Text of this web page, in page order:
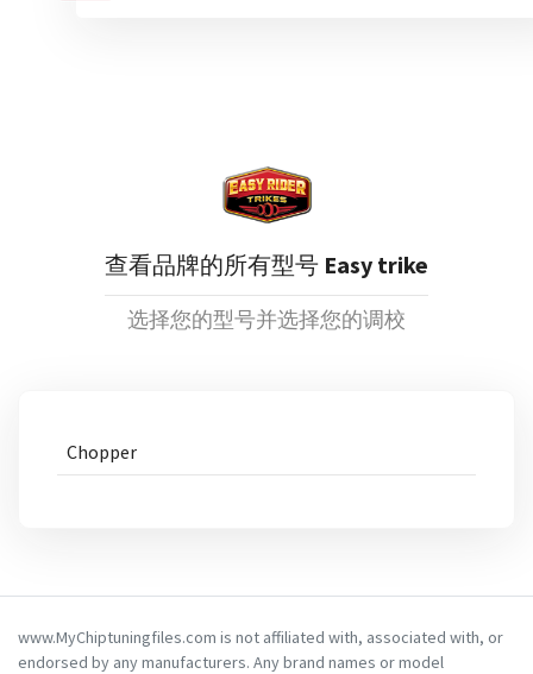
查看品牌的所有型号 Easy trike
选择您的型号并选择您的调校
Chopper
www.MyChiptuningfiles.com is not affiliated with, associated with, or
endorsed by any manufacturers. Any brand names or model